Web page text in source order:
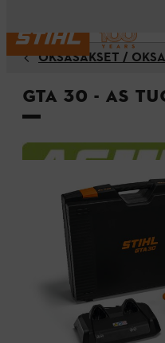
OKSASAKSET /
GTA 30 - AS